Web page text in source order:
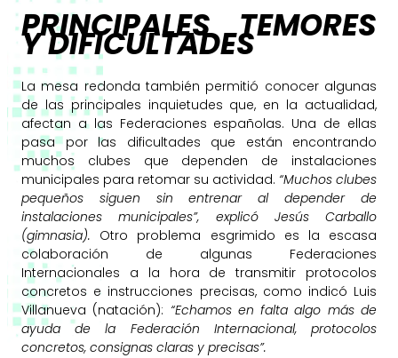
PRINCIPALES TEMORES
Y DIFICULTADES
La mesa redonda también permitió conocer algunas
de las principales inquietudes que, en la actualidad,
afectan a las Federaciones españolas. Una de ellas
pasa por las dificultades que están encontrando
muchos clubes que dependen de instalaciones
municipales para retomar su actividad. “Muchos clubes
pequeños siguen sin entrenar al depender de
instalaciones municipales”, explicó Jesús Carballo
(gimnasia). Otro problema esgrimido es la escasa
colaboración de algunas Federaciones
Internacionales a la hora de transmitir protocolos
concretos e instrucciones precisas, como indicó Luis
Villanueva (natación): “Echamos en falta algo más de
ayuda de la Federación Internacional, protocolos
concretos, consignas claras y precisas”.